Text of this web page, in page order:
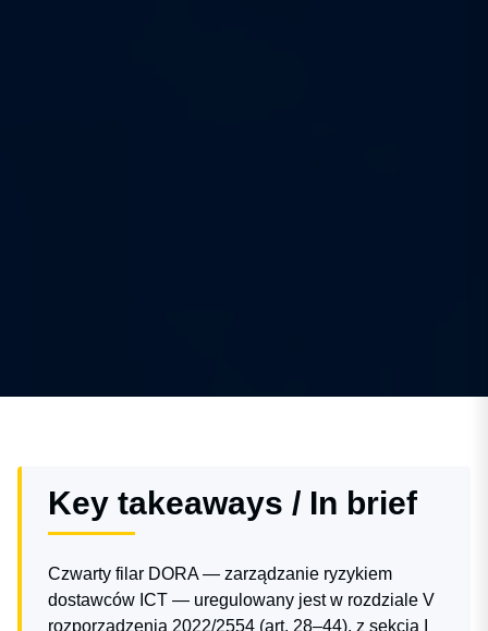
Key takeaways / In brief
Czwarty filar DORA — zarządzanie ryzykiem
dostawców ICT — uregulowany jest w rozdziale V
rozporządzenia 2022/2554 (art. 28–44), z sekcją I